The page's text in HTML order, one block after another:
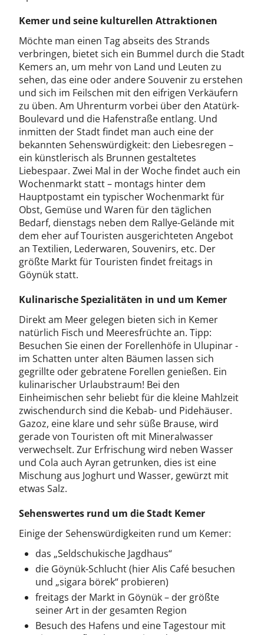
Kemer und seine kulturellen Attraktionen
Möchte man einen Tag abseits des Strands
verbringen, bietet sich ein Bummel durch die Stadt
Kemers an, um mehr von Land und Leuten zu
sehen, das eine oder andere Souvenir zu erstehen
und sich im Feilschen mit den eifrigen Verkäufern
zu üben. Am Uhrenturm vorbei über den Atatürk-
Boulevard und die Hafenstraße entlang. Und
inmitten der Stadt findet man auch eine der
bekannten Sehenswürdigkeit: den Liebesregen –
ein künstlerisch als Brunnen gestaltetes
Liebespaar. Zwei Mal in der Woche findet auch ein
Wochenmarkt statt – montags hinter dem
Hauptpostamt ein typischer Wochenmarkt für
Obst, Gemüse und Waren für den täglichen
Bedarf, dienstags neben dem Rallye-Gelände mit
dem eher auf Touristen ausgerichteten Angebot
an Textilien, Lederwaren, Souvenirs, etc. Der
größte Markt für Touristen findet freitags in
Göynük statt.
Kulinarische Spezialitäten in und um Kemer
Direkt am Meer gelegen bieten sich in Kemer
natürlich Fisch und Meeresfrüchte an. Tipp:
Besuchen Sie einen der Forellenhöfe in Ulupinar -
im Schatten unter alten Bäumen lassen sich
gegrillte oder gebratene Forellen genießen. Ein
kulinarischer Urlaubstraum! Bei den
Einheimischen sehr beliebt für die kleine Mahlzeit
zwischendurch sind die Kebab- und Pidehäuser.
Gazoz, eine klare und sehr süße Brause, wird
gerade von Touristen oft mit Mineralwasser
verwechselt. Zur Erfrischung wird neben Wasser
und Cola auch Ayran getrunken, dies ist eine
Mischung aus Joghurt und Wasser, gewürzt mit
etwas Salz.
Sehenswertes rund um die Stadt Kemer
Einige der Sehenswürdigkeiten rund um Kemer:
das „Seldschukische Jagdhaus“
die Göynük-Schlucht (hier Alis Café besuchen
und „sigara börek“ probieren)
freitags der Markt in Göynük – der größte
seiner Art in der gesamten Region
Besuch des Hafens und eine Tagestour mit